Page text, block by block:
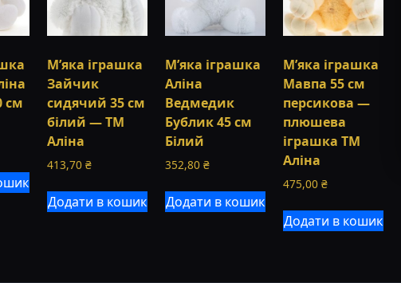
см
М’яка іграшка
Зайчик
сидячий 35 см
білий — ТМ
Аліна
413,70 ₴
Додати в кошик
М’яка іграшка
Аліна
Ведмедик
Бублик 45 см
Білий
352,80 ₴
Додати в кошик
М’яка іграшка
Мавпа 55 см
персикова —
плюшева
іграшка ТМ
Аліна
475,00 ₴
Додати в кошик